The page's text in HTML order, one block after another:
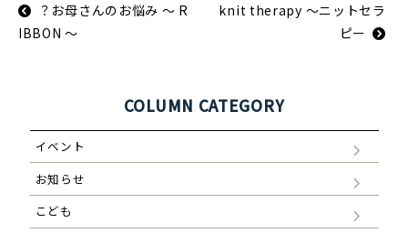
稿
ナ
ビ
？お母さんのお悩み 〜 R
IBBON 〜
knit therapy ～ニットセラ
ピー
COLUMN CATEGORY
イベント
お知らせ
こども